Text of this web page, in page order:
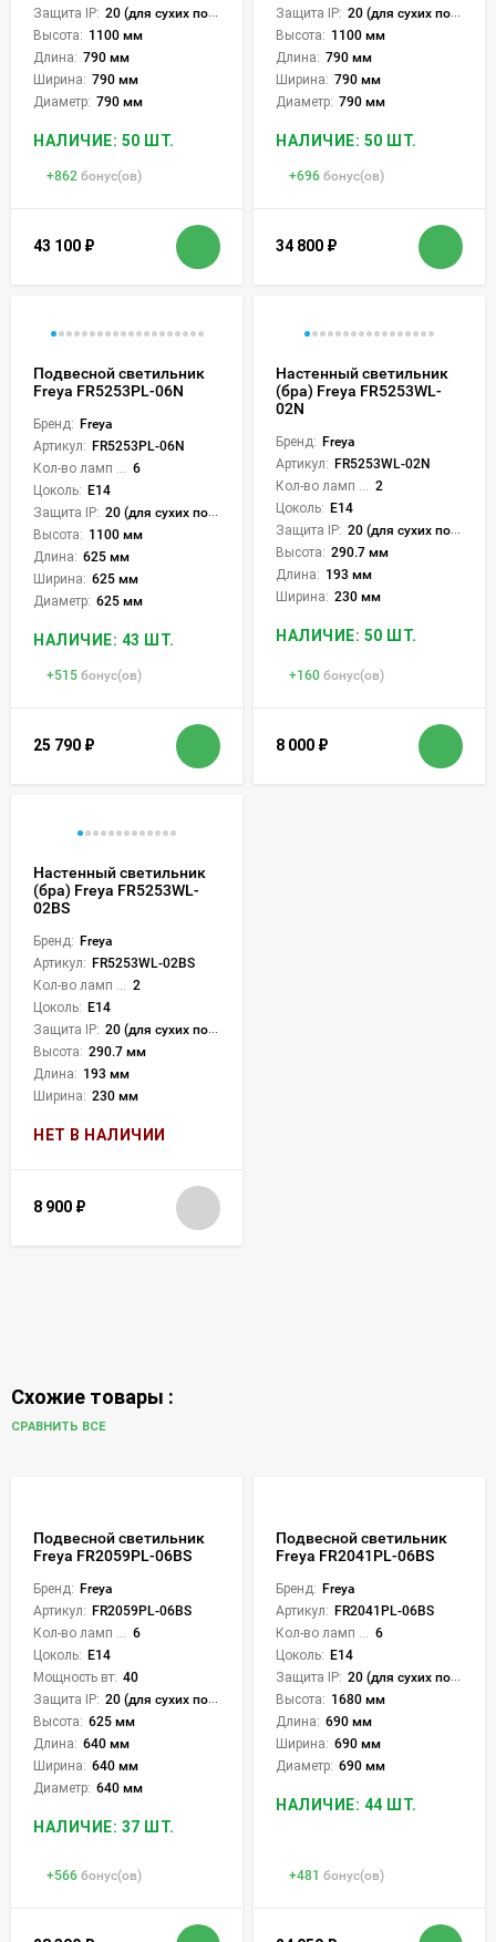
Защита IP: 20 (для сухих пом.)
Высота: 1100 мм
Длина: 790 мм
Ширина: 790 мм
Диаметр: 790 мм
НАЛИЧИЕ: 50 ШТ.
+862 бонус(ов)
43 100 ₽
Защита IP: 20 (для сухих пом.)
Высота: 1100 мм
Длина: 790 мм
Ширина: 790 мм
Диаметр: 790 мм
НАЛИЧИЕ: 50 ШТ.
+696 бонус(ов)
34 800 ₽
Подвесной светильник
Freya FR5253PL-06N
Бренд: Freya
Артикул: FR5253PL-06N
6
Цоколь: E14
Защита IP: 20 (для сухих пом.)
Высота: 1100 мм
Длина: 625 мм
Ширина: 625 мм
Диаметр: 625 мм
НАЛИЧИЕ: 43 ШТ.
+515 бонус(ов)
25 790 ₽
Настенный светильник
(бра) Freya FR5253WL-
02N
Бренд: Freya
Артикул: FR5253WL-02N
2
Цоколь: E14
Защита IP: 20 (для сухих пом.)
Высота: 290.7 мм
Длина: 193 мм
Ширина: 230 мм
НАЛИЧИЕ: 50 ШТ.
+160 бонус(ов)
8 000 ₽
Настенный светильник
(бра) Freya FR5253WL-
02BS
Бренд: Freya
Артикул: FR5253WL-02BS
2
Цоколь: E14
Защита IP: 20 (для сухих пом.)
Высота: 290.7 мм
Длина: 193 мм
Ширина: 230 мм
НЕТ В НАЛИЧИИ
8 900 ₽
Схожие товары :
СРАВНИТЬ ВСЕ
Подвесной светильник
Freya FR2059PL-06BS
Бренд: Freya
Артикул: FR2059PL-06BS
6
Цоколь: E14
Мощность вт: 40
Защита IP: 20 (для сухих пом.)
Высота: 625 мм
Длина: 640 мм
Ширина: 640 мм
Диаметр: 640 мм
НАЛИЧИЕ: 37 ШТ.
+566 бонус(ов)
Подвесной светильник
Freya FR2041PL-06BS
Бренд: Freya
Артикул: FR2041PL-06BS
6
Цоколь: E14
Защита IP: 20 (для сухих пом.)
Высота: 1680 мм
Длина: 690 мм
Ширина: 690 мм
Диаметр: 690 мм
НАЛИЧИЕ: 44 ШТ.
+481 бонус(ов)